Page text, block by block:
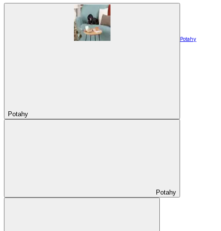
Potahy
Potahy
Potahy